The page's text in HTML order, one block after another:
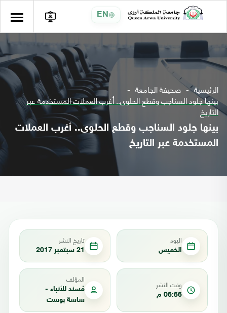
EN
الرئيسية صحيفة الجامعة
بينها جلود السناجب وقطع الحلوى.. أغرب العملات المستخدمة عبر
التاريخ
بينها جلود السناجب وقطع الحلوى.. أغرب العملات
المستخدمة عبر التاريخ
اليوم
الخميس
تاريخ النشر
21 سبتمبر 2017
وقت النشر
06:56 م
المؤلف
مُسند للأنباء -
ساسة بوست